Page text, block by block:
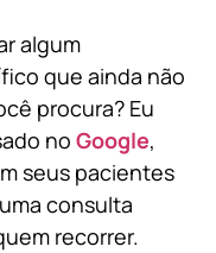
algum
que ainda não
procura? Eu
no Google,
seus pacientes
consulta
recorrer.